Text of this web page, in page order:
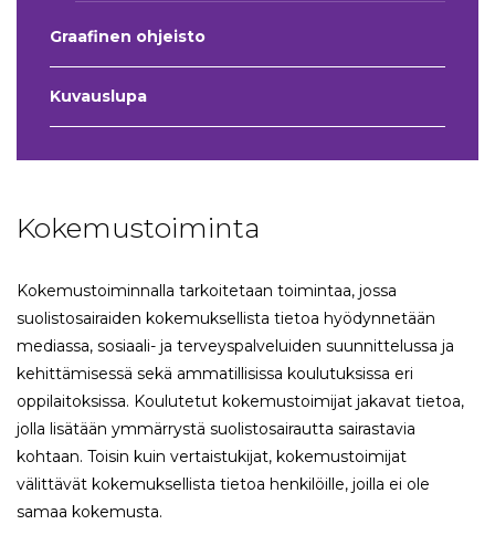
Graafinen ohjeisto
Kuvauslupa
Kokemustoiminta
Kokemustoiminnalla tarkoitetaan toimintaa, jossa
suolistosairaiden kokemuksellista tietoa hyödynnetään
mediassa, sosiaali- ja terveyspalveluiden suunnittelussa ja
kehittämisessä sekä ammatillisissa koulutuksissa eri
oppilaitoksissa. Koulutetut kokemustoimijat jakavat tietoa,
jolla lisätään ymmärrystä suolistosairautta sairastavia
kohtaan. Toisin kuin vertaistukijat, kokemustoimijat
välittävät kokemuksellista tietoa henkilöille, joilla ei ole
samaa kokemusta.